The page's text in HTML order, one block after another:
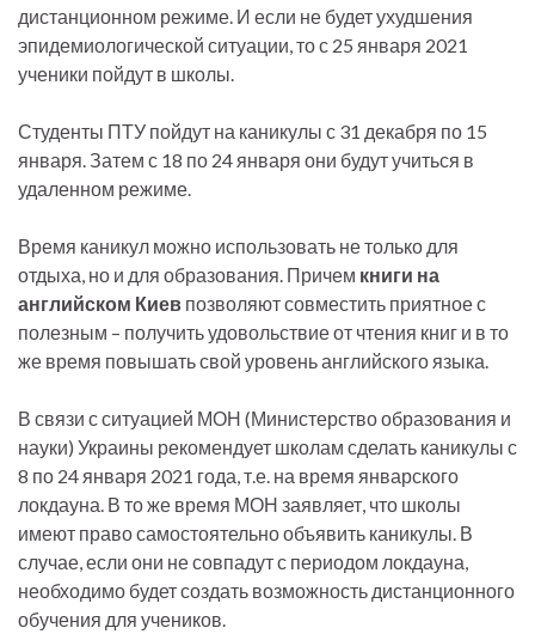
дистанционном режиме. И если не будет ухудшения
эпидемиологической ситуации, то с 25 января 2021
ученики пойдут в школы.
Студенты ПТУ пойдут на каникулы с 31 декабря по 15
января. Затем с 18 по 24 января они будут учиться в
удаленном режиме.
Время каникул можно использовать не только для
отдыха, но и для образования. Причем книги на
английском Киев позволяют совместить приятное с
полезным – получить удовольствие от чтения книг и в то
же время повышать свой уровень английского языка.
В связи с ситуацией МОН (Министерство образования и
науки) Украины рекомендует школам сделать каникулы с
8 по 24 января 2021 года, т.е. на время январского
локдауна. В то же время МОН заявляет, что школы
имеют право самостоятельно объявить каникулы. В
случае, если они не совпадут с периодом локдауна,
необходимо будет создать возможность дистанционного
обучения для учеников.